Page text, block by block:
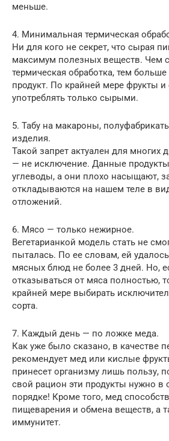
меньше.
4. Минимальная термическая
Ни для кого не секрет, что сырая
максимум полезных веществ. Чем
термическая обработка, тем
продукт. По крайней мере фрукты
употреблять только сырыми.
5. Табу на макароны,
изделия.
Такой запрет актуален для многих
— не исключение. Данные
углеводы, а они плохо насыщают,
откладываются на нашем теле в
отложений.
6. Мясо — только нежирное.
Вегетарианкой модель стать не
пыталась. По ее словам, ей
мясных блюд не более 3 дней. Но,
отказываться от мяса полностью,
крайней мере выбирать
сорта.
7. Каждый день — по ложке меда.
Как уже было сказано, в качестве
рекомендует мед или кислые
принесет организму лишь пользу,
свой рацион эти продукты нужно в
порядке! Кроме того, мед
пищеварения и обмена веществ, а
иммунитет.